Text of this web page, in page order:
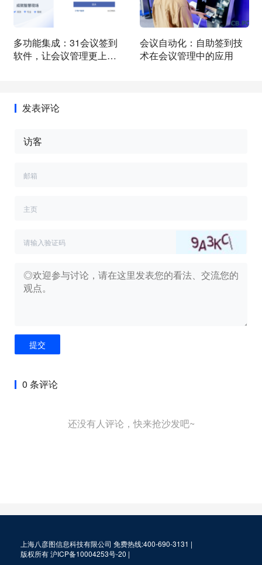
多功能集成：31会议签到
软件，让会议管理更上一
会议自动化：自助签到技
术在会议管理中的应用
发表评论
提交
0 条评论
还没有人评论，快来抢沙发吧~
上海八彦图信息科技有限公司 免费热线:400-690-3131 |
版权所有沪ICP备10004253号-20 |